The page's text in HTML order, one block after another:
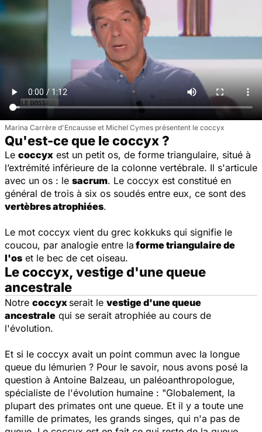
Marina Carrère d'Encausse et Michel Cymes présentent le coccyx
Qu'est-ce que le coccyx ?
Le coccyx est un petit os, de forme triangulaire, situé à
l’extrémité inférieure de la colonne vertébrale. Il s'articule
avec un os : le sacrum. Le coccyx est constitué en
général de trois à six os soudés entre eux, ce sont des
vertèbres atrophiées.
Le mot coccyx vient du grec kokkuks qui signifie le
coucou, par analogie entre la forme triangulaire de
l'os et le bec de cet oiseau.
Le coccyx, vestige d'une queue
ancestrale
Notre coccyx serait le vestige d'une queue
ancestrale qui se serait atrophiée au cours de
l'évolution.
Et si le coccyx avait un point commun avec la longue
queue du lémurien ? Pour le savoir, nous avons posé la
question à Antoine Balzeau, un paléoanthropologue,
spécialiste de l'évolution humaine : "Globalement, la
plupart des primates ont une queue. Et il y a toute une
famille de primates, les grands singes, qui n'a pas de